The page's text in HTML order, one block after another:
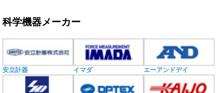
科学機器メーカー
安立計器 イマダ エーアンドデイ